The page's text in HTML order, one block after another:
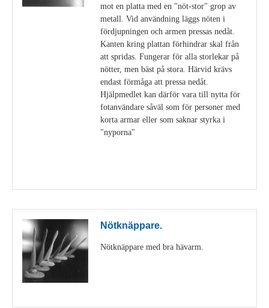
mot en platta med en "nöt-stor" grop av
metall. Vid användning läggs nöten i
fördjupningen och armen pressas nedåt.
Kanten kring plattan förhindrar skal från
att spridas. Fungerar för alla storlekar på
nötter, men bäst på stora. Härvid krävs
endast förmåga att pressa nedåt.
Hjälpmedlet kan därför vara till nytta för
fotanvändare såväl som för personer med
korta armar eller som saknar styrka i
"nyporna"
Nötknäppare.
Nötknäppare med bra hävarm.